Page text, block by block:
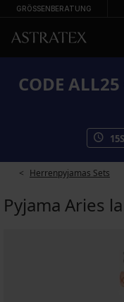
GRÖSSENBERATUNG
CODE
15S
Herrenpyjamas Sets
Pyjama Aries